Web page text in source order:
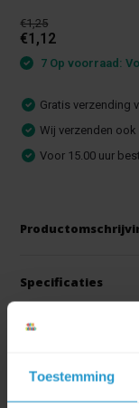
Toestemming
€1,25
€1,12
7 Op voorraad:
Gratis verzending
Wij verzenden ook
Voor 15.00 uur
Specificaties
Reviews